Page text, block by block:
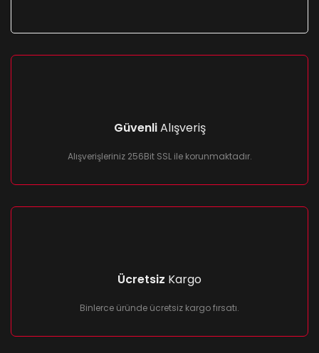
GüvenliAlışveriş
Alışverişleriniz 256Bit SSL ile korunmaktadır.
Ücretsiz Kargo
Binlerce üründe ücretsiz kargo fırsatı.